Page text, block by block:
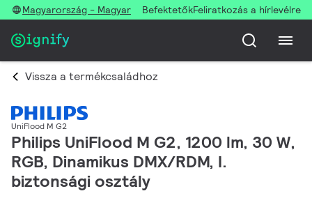
Magyarország - Magyar BefektetőkFeliratkozás a hírlevélre
Vissza a termékcsaládhoz
UniFlood M G2
Philips UniFlood M G2, 1200 lm, 30 W,
RGB, Dinamikus DMX/RDM, I.
biztonsági osztály